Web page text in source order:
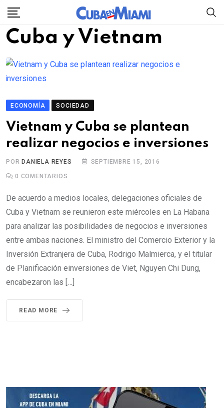
Skip
content
Cuba y Vietnam
ECONOMÍA SOCIEDAD
Vietnam y Cuba se plantean
realizar negocios e inversiones
POR DANIELA REYES SEPTIEMBRE 15, 2016
0 COMENTARIOS
De acuerdo a medios locales, delegaciones oficiales de
Cuba y Vietnam se reunieron este miércoles en La Habana
para analizar las posibilidades de negocios e inversiones
entre ambas naciones. El ministro del Comercio Exterior y la
Inversión Extranjera de Cuba, Rodrigo Malmierca, y el titular
de Planificación einversiones de Viet, Nguyen Chi Dung,
encabezaron las […]
READ MORE